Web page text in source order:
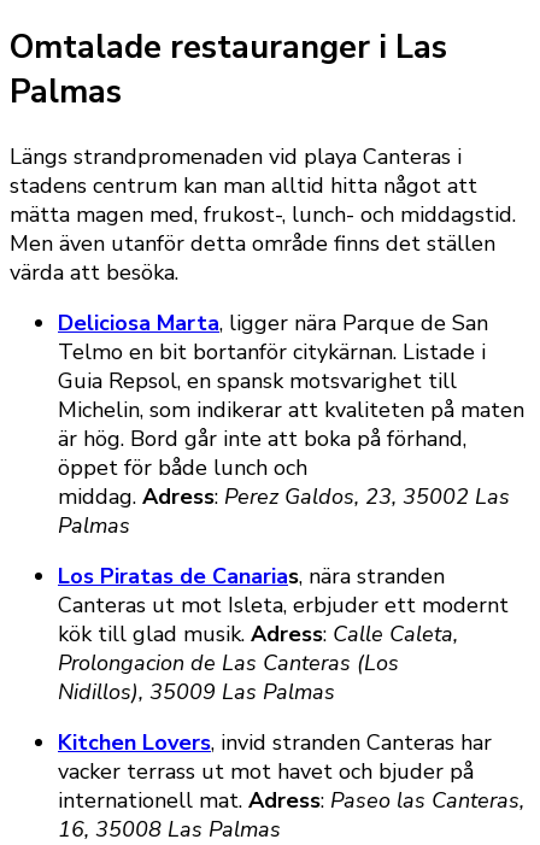
Omtalade restauranger i Las
Palmas
Längs strandpromenaden vid playa Canteras i
stadens centrum kan man alltid hitta något att
mätta magen med, frukost-, lunch- och middagstid.
Men även utanför detta område finns det ställen
värda att besöka.
Deliciosa Marta, ligger nära Parque de San
Telmo en bit bortanför citykärnan. Listade i
Guia Repsol, en spansk motsvarighet till
Michelin, som indikerar att kvaliteten på maten
är hög. Bord går inte att boka på förhand,
öppet för både lunch och
middag. Adress: Perez Galdos, 23, 35002 Las
Palmas
Los Piratas de Canarias, nära stranden
Canteras ut mot Isleta, erbjuder ett modernt
kök till glad musik. Adress: Calle Caleta,
Prolongacion de Las Canteras (Los
Nidillos), 35009 Las Palmas
Kitchen Lovers, invid stranden Canteras har
vacker terrass ut mot havet och bjuder på
internationell mat. Adress: Paseo las Canteras,
16, 35008 Las Palmas